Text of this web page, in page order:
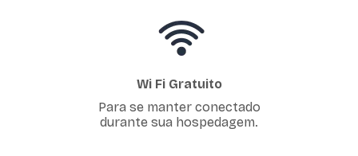
Wi Fi Gratuito
Para se manter conectado
durante sua hospedagem.